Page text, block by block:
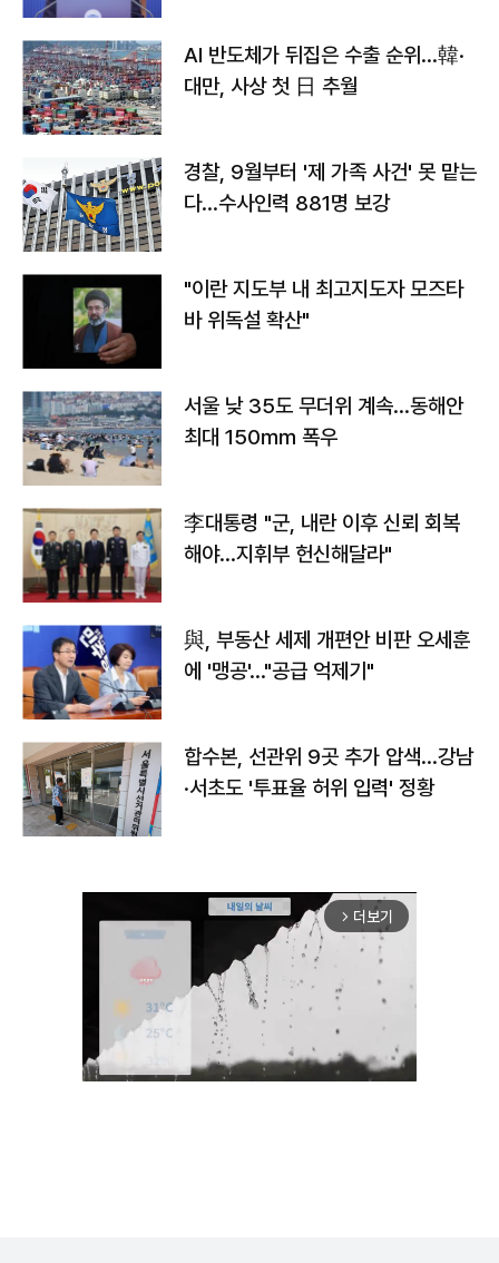
AI 반도체가 뒤집은 수출 순위…韓·
대만, 사상 첫 日 추월
경찰, 9월부터 '제 가족 사건' 못 맡는
다…수사인력 881명 보강
"이란 지도부 내 최고지도자 모즈타
바 위독설 확산"
서울 낮 35도 무더위 계속…동해안
최대 150㎜ 폭우
李대통령 "군, 내란 이후 신뢰 회복
해야…지휘부 헌신해달라"
與, 부동산 세제 개편안 비판 오세훈
에 '맹공'…"공급 억제기"
합수본, 선관위 9곳 추가 압색…강남
·서초도 '투표율 허위 입력' 정황
arrow_forward_ios 더보기